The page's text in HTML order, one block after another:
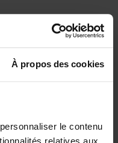
À propos des cookies
le contenu
relatives aux
= Building